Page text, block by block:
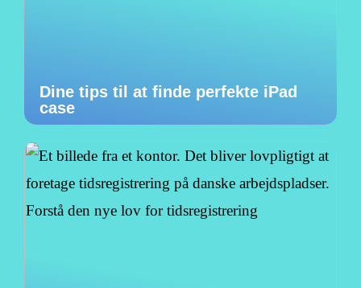
Dine tips til at finde perfekte iPad
case